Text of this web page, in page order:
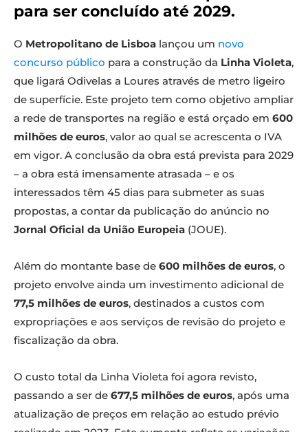
para ser concluído até 2029.
O Metropolitano de Lisboa lançou um novo
concurso público para a construção da Linha Violeta,
que ligará Odivelas a Loures através de metro ligeiro
de superfície. Este projeto tem como objetivo ampliar
a rede de transportes na região e está orçado em 600
milhões de euros, valor ao qual se acrescenta o IVA
em vigor. A conclusão da obra está prevista para 2029
– a obra está imensamente atrasada – e os
interessados têm 45 dias para submeter as suas
propostas, a contar da publicação do anúncio no
Jornal Oficial da União Europeia (JOUE).
Além do montante base de 600 milhões de euros, o
projeto envolve ainda um investimento adicional de
77,5 milhões de euros, destinados a custos com
expropriações e aos serviços de revisão do projeto e
fiscalização da obra.
O custo total da Linha Violeta foi agora revisto,
passando a ser de 677,5 milhões de euros, após uma
atualização de preços em relação ao estudo prévio